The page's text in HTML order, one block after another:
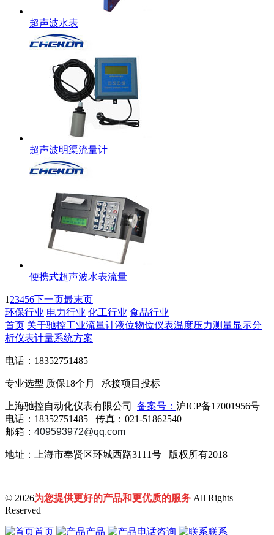
超声波水表
超声波明渠流量计
便携式超声波水表流量
1 23456下一页最末页
环保行业 电力行业 化工行业 食品行业
首页 关于驰控工业流量计液位物位仪表温度压力测量显示分
析仪表计量系统方案
电话： 18352751485
专业选型|质保18个月 | 承接项目投标
上海驰控自动化仪表有限公司 备案号： 沪ICP备17001956号
电话：18352751485 传真：021-51862540
邮箱： 409593972@qq.com
地址：上海市奉贤区环城西路3111号 版权所有2018
© 2026为您提供更好的产品和更优质的服务 All Rights
Reserved
首页 产品 电话咨询 联系